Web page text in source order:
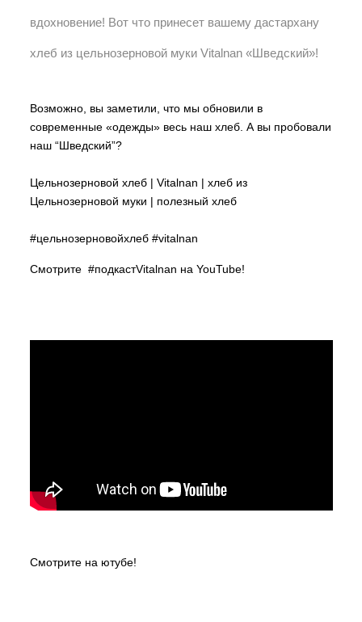
вдохновение! Вот что принесет вашему дастархану
хлеб из цельнозерновой муки Vitalnan «Шведский»!
Возможно, вы заметили, что мы обновили в
современные «одежды» весь наш хлеб. А вы пробовали
наш “Шведский”?
Цельнозерновой хлеб | Vitalnan | хлеб из
Цельнозерновой муки | полезный хлеб
#цельнозерновойхлеб #vitalnan
Смотрите #подкастVitalnan на YouTube!
Смотрите на ютубе!